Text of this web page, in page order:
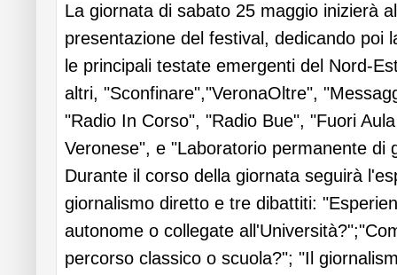
La giornata di sabato 25 maggio inizierà
presentazione del festival, dedicando poi
le principali testate emergenti del Nord-
altri, "Sconfinare","VeronaOltre",
"Radio In Corso", "Radio Bue", "Fuori
Veronese", e "Laboratorio permanente di
Durante il corso della giornata seguirà
giornalismo diretto e tre dibattiti:
autonome o collegate
percorso classico o scuola?"; "Il